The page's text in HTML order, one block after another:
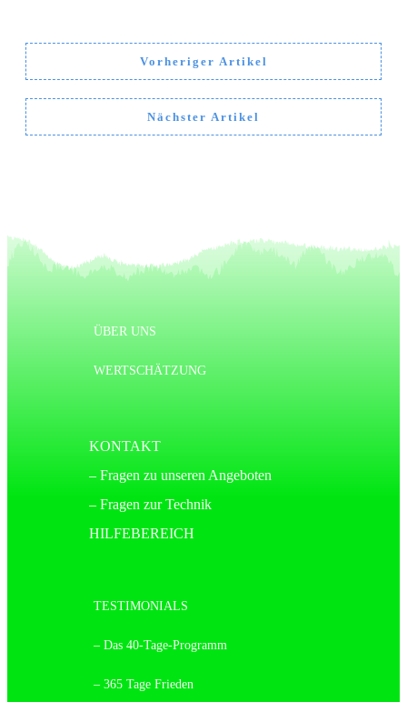
Vorheriger Artikel
Nächster Artikel
ÜBER UNS
WERTSCHÄTZUNG
KONTAKT
– Fragen zu unseren Angeboten
– Fragen zur Technik
HILFEBEREICH
TESTIMONIALS
– Das 40-Tage-Programm
– 365 Tage Frieden